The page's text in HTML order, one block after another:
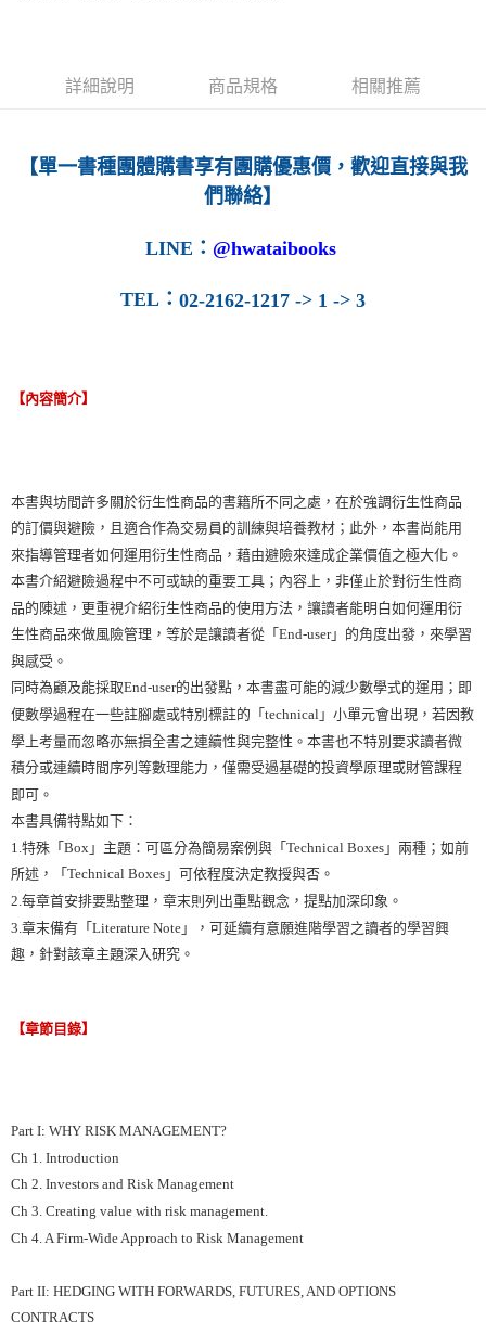
宅配-台灣本島
每筆NT$160
詳細說明 商品規格 相關推薦
【單一書種團體購書享有團購優惠價，歡迎直接與我
們聯絡】
LINE ： @hwataibooks
TEL ： 02-2162-1217 -> 1 -> 3
【內容簡介】
本書與坊間許多關於衍生性商品的書籍所不同之處，在於強調衍生性商品
的訂價與避險，且適合作為交易員的訓練與培養教材；此外，本書尚能用
來指導管理者如何運用衍生性商品，藉由避險來達成企業價值之極大化。
本書介紹避險過程中不可或缺的重要工具；內容上，非僅止於對衍生性商
品的陳述，更重視介紹衍生性商品的使用方法，讓讀者能明白如何運用衍
生性商品來做風險管理，等於是讓讀者從「End-user」的角度出發，來學習
與感受。
同時為顧及能採取End-user的出發點，本書盡可能的減少數學式的運用；即
便數學過程在一些註腳處或特別標註的「technical」小單元會出現，若因教
學上考量而忽略亦無損全書之連續性與完整性。本書也不特別要求讀者微
積分或連續時間序列等數理能力，僅需受過基礎的投資學原理或財管課程
即可。
本書具備特點如下：
1.特殊「Box」主題：可區分為簡易案例與「Technical Boxes」兩種；如前
所述，「Technical Boxes」可依程度決定教授與否。
2.每章首安排要點整理，章末則列出重點觀念，提點加深印象。
3.章末備有「Literature Note」，可延續有意願進階學習之讀者的學習興
趣，針對該章主題深入研究。
【章節目錄】
Part I: WHY RISK MANAGEMENT?
Ch 1. Introduction
Ch 2. Investors and Risk Management
Ch 3. Creating value with risk management.
Ch 4. A Firm-Wide Approach to Risk Management
Part II: HEDGING WITH FORWARDS, FUTURES, AND OPTIONS
CONTRACTS